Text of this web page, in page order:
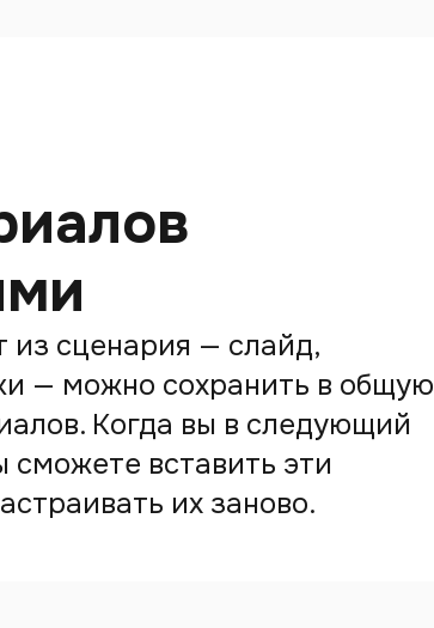
сценария — слайд,
— можно сохранить в общую
Когда вы в следующий
сможете вставить эти
их заново.